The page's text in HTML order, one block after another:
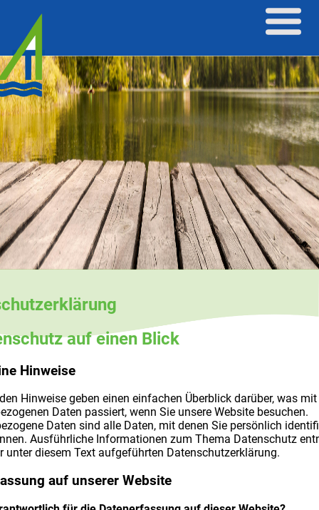
auf einen Blick
Hinweise
Hinweise geben einen einfachen Überblick darüber, was mit
Daten passiert, wenn Sie unsere Website besuchen.
Daten sind alle Daten, mit denen Sie persönlich
Ausführliche Informationen zum Thema Datenschutz
unter diesem Text aufgeführten Datenschutzerklärung.
auf unserer Website